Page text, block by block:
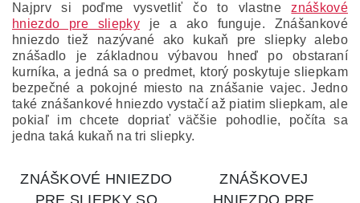
Najprv si poďme vysvetliť čo to vlastneznáškové
hniezdo pre sliepkyje a ako funguje. Znášankové
hniezdo tiež nazývané ako kukaň pre sliepky alebo
znášadlo je základnou výbavou hneď po obstaraní
kurníka, a jedná sa o predmet, ktorý poskytuje sliepkam
bezpečné a pokojné miesto na znášanie vajec.Jedno
také znášankové hniezdo vystačí až piatim sliepkam, ale
pokiaľ im chcete dopriať väčšie pohodlie, počíta sa
jedna taká kukaň na tri sliepky.